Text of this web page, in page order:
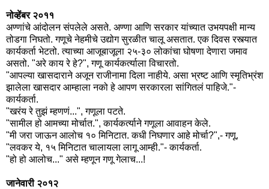
नोव्हेंबर २०११
अण्णांचे आंदोलन संपलेले असते. अण्णा आणि सरकार यांच्यात उभयपक्षी मान्य
तोडगा निघतो. गणूचे नेहमीचे उद्योग सुरळीत चालू असतात. एक दिवस रस्त्यात
कार्यकर्ता भेटतो. त्याच्या आजूबाजूला २५-३० लोकांचा घोषणा देणारा जमाव
असतो. "अरे काय रे हे?", गणू कार्यकर्त्याला विचारतो.
"आपल्या खासदाराने अजून राजीनामा दिला नाहीये. असा भ्रष्ट आणि स्मृतिभ्रंश
झालेला खासदार आम्हाला नको हे आपण सरकारला सांगितलं पाहिजे."-
कार्यकर्ता.
"खरंय रे तुझं म्हणणं...", गणूला पटते.
"सामील हो आमच्या मोर्चात.", कार्यकर्त्याने गणूला आवाहन केले.
"मी जरा जाऊन आलोच १० मिनिटात. कधी निघणार आहे मोर्चा?",- गणू.
"लवकर ये, १५ मिनिटात चालायला लागू आम्ही."- कार्यकर्ता.
"हो हो आलोच..." असे म्हणून गणू गेलाच...!
जानेवारी २०१२